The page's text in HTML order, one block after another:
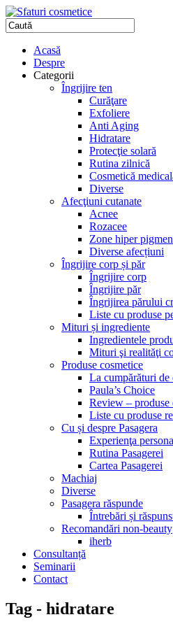
Acasă
Despre
Categorii
Îngrijire ten
Curăţare
Exfoliere
Anti Aging
Hidratare
Protecţie solară
Rutina zilnică
Cosmetică
Diverse
Afecţiuni cutanate
Acnee
Rozacee
Zone hiper
Diverse afecțiuni
Îngrijire corp și păr
Îngrijire corp
Îngrijire păr
Îngrijirea părului
Liste cu produse
Mituri și ingrediente
Ingredientele
Mituri şi realităţi
Produse cosmetice
La cumpărături de
Paula’s Choice
Review – produse
Liste cu produse
Cu și despre Pasagera
Experienţa
Rutina Pasagerei
Cartea Pasagerei
Machiaj
Diverse
Pasagera răspunde
Întrebări și
Recomandări non-beauty
iherb
Consultanță
Seminarii
Contact
Tag - hidratare